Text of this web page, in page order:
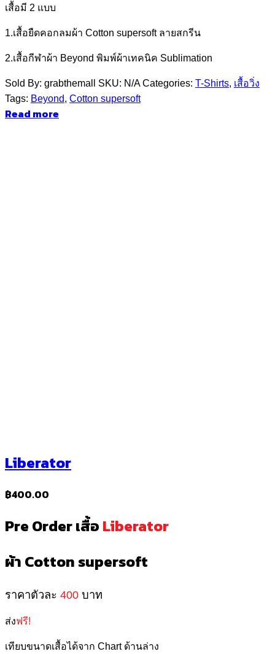
เสื้อมี 2 แบบ
1.เสื้อยืดคอกลมผ้า Cotton supersoft ลายสกรีน
2.เสื้อกีฬาผ้า Beyond พิมพ์ผ้าเทคนิค Sublimation
Sold By: grabthemall SKU: N/A Categories: T-Shirts, เสื้อวิ่ง
Tags: Beyond, Cotton supersoft
Read more
Liberator
฿400.00
Pre Order เสื้อ Liberator
ผ้า Cotton supersoft
ราคาตัวละ 400 บาท
ส่งฟรี!
เทียบขนาดเสื้อได้จาก Chart ด้านล่าง